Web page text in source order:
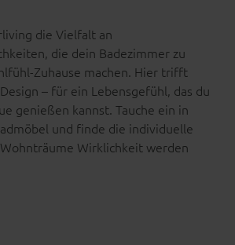
die Vielfalt an
die dein Badezimmer zu
Zuhause machen. Hier trifft
– für ein Lebensgefühl, das du
genießen kannst. Tauche ein in
und finde die individuelle
Wirklichkeit werden